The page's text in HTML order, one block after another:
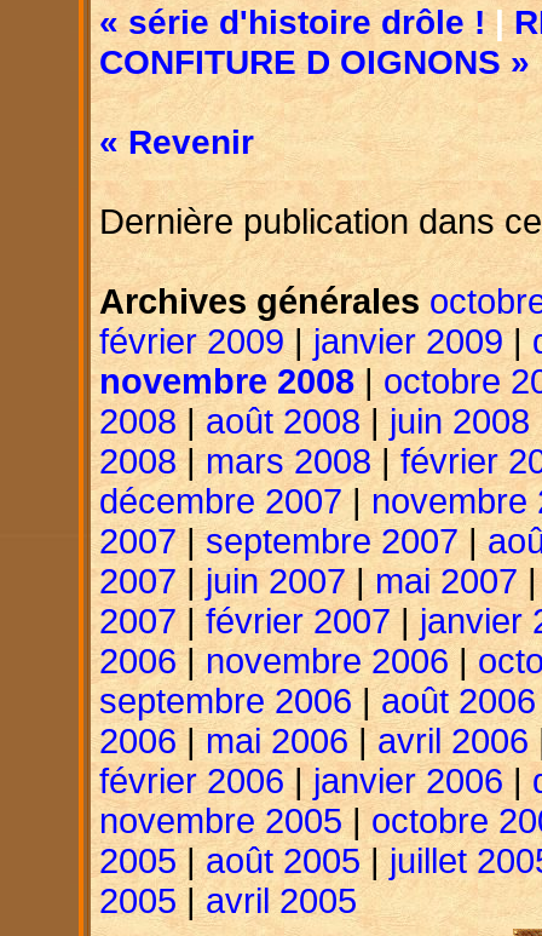
« série d'histoire drôle ! |
CONFITURE D OIGNONS »
« Revenir
Dernière publication dans
Archives générales
février 2009|janvier 2009|
novembre 2008|octobre
2008| août 2008 | juin 2008
2008| mars 2008| février
décembre 2007| novembre
2007|septembre 2007|
2007 | juin 2007| mai 2007
2007| février 2007 | janvier
2006| novembre 2006|
septembre 2006|août 2006
2006|mai 2006|avril 2006
février 2006 |janvier 2006 |
novembre 2005| octobre
2005| août 2005 | juillet
2005|avril 2005